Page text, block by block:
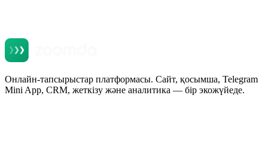
Онлайн-тапсырыстар платформасы. Сайт, қосымша, Telegram
Mini App, CRM, жеткізу және аналитика — бір экожүйеде.